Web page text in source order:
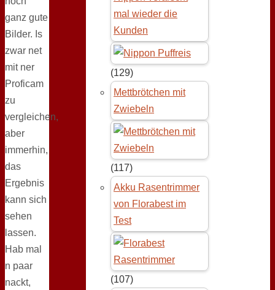
ganz gute
Bilder. Is
zwar net
mit ner
Proficam
zu
vergleichen,
aber
immerhin,
das
Ergebnis
kann sich
sehen
lassen.
Hab mal
n paar
nackt,
mal wieder die
Kunden
(129)
Mettbrötchen mit
Zwiebeln
(117)
Akku Rasentrimmer
von Florabest im
Test
(107)